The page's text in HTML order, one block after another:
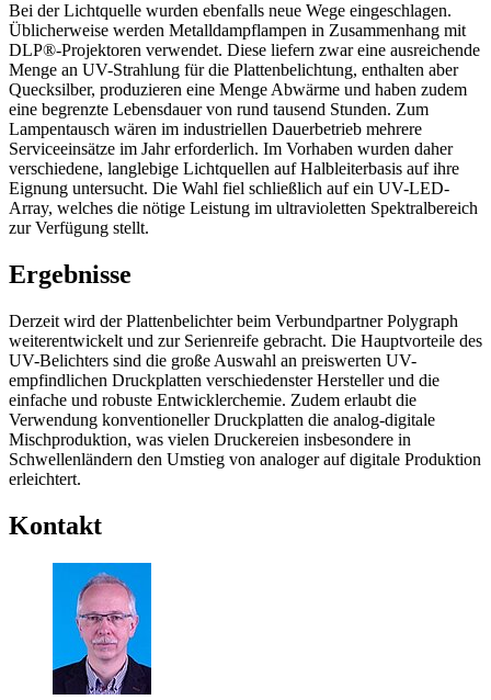
Bei der Lichtquelle wurden ebenfalls neue Wege eingeschlagen.
Üblicherweise werden Metalldampflampen in Zusammenhang mit
DLP®-Projektoren verwendet. Diese liefern zwar eine ausreichende
Menge an UV-Strahlung für die Plattenbelichtung, enthalten aber
Quecksilber, produzieren eine Menge Abwärme und haben zudem
eine begrenzte Lebensdauer von rund tausend Stunden. Zum
Lampentausch wären im industriellen Dauerbetrieb mehrere
Serviceeinsätze im Jahr erforderlich. Im Vorhaben wurden daher
verschiedene, langlebige Lichtquellen auf Halbleiterbasis auf ihre
Eignung untersucht. Die Wahl fiel schließlich auf ein UV-LED-
Array, welches die nötige Leistung im ultravioletten Spektralbereich
zur Verfügung stellt.
Ergebnisse
Derzeit wird der Plattenbelichter beim Verbundpartner Polygraph
weiterentwickelt und zur Serienreife gebracht. Die Hauptvorteile des
UV-Belichters sind die große Auswahl an preiswerten UV-
empfindlichen Druckplatten verschiedenster Hersteller und die
einfache und robuste Entwicklerchemie. Zudem erlaubt die
Verwendung konventioneller Druckplatten die analog-digitale
Mischproduktion, was vielen Druckereien insbesondere in
Schwellenländern den Umstieg von analoger auf digitale Produktion
erleichtert.
Kontakt